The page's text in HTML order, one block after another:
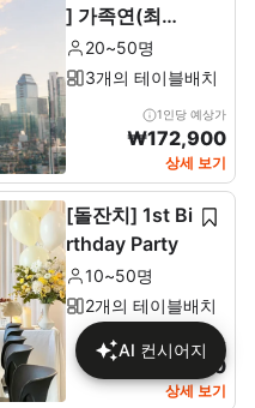
] 가족연(최소2
0~최대 50인)
20~50명
3개의 테이블배치
1인당 예상가
₩172,900
상세 보기
[돌잔치] 1st Bi
rthday Party
10~50명
2개의 테이블배치
1인당 예상가
₩137,680
상세 보기
AI 컨시어지